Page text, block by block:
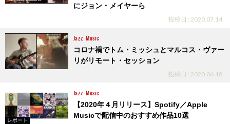
にジョン・メイヤーら
投稿日 : 2020.07.14
Jazz Music
コロナ禍でトム・ミッシュとマルコス・ヴァー
リがリモート・セッション
投稿日 : 2020.06.18
レポート
Jazz Music
【2020年４月リリース】Spotify／Apple
Musicで配信中のおすすめ作品10選